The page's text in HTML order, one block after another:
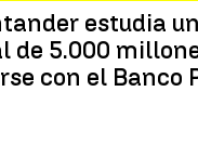
estudia
de 5.000
con el Banco